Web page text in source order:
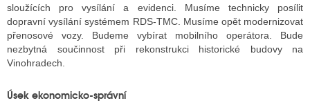
sloužících pro vysílání a evidenci. Musíme technicky posílit
dopravní vysílání systémem RDS-TMC. Musíme opět modernizovat
přenosové vozy. Budeme vybírat mobilního operátora. Bude
nezbytná součinnost při rekonstrukci historické budovy na
Vinohradech.
Úsek ekonomicko-správní